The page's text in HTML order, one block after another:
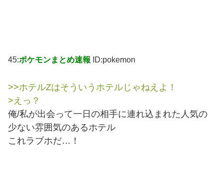
45:ポケモンまとめ速報 ID:pokemon
>>ホテルZはそういうホテルじゃねえよ！
>えっ？
俺/私が出会って一日の相手に連れ込まれた人気の
少ない雰囲気のあるホテル
これラブホだ…！